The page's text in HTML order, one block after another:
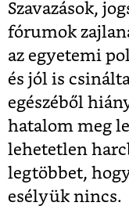
Szavazások,
fórumok
az egyetemi
és jól is
egészéből
hatalom meg
lehetetlen
legtöbbet,
esélyük nincs.